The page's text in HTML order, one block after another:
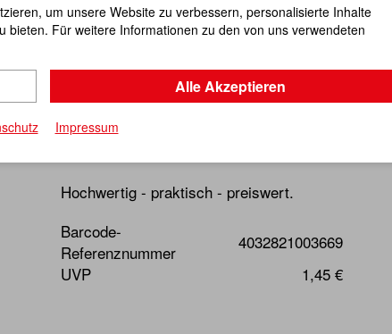
Baumwollbeutel
20 x 15cm
Hochwertig - praktisch - preiswert.
Barcode-
Referenznummer
4032821003669
UVP
1,45 €
um unsere Website zu verbessern, personalisierte Inhalte
Für weitere Informationen zu den von uns verwendeten
Alle Akzeptieren
Impressum